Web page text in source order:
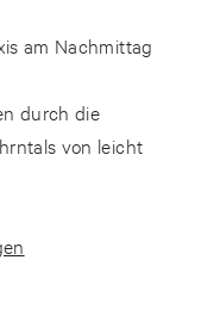
am Nachmittag
durch die
von leicht